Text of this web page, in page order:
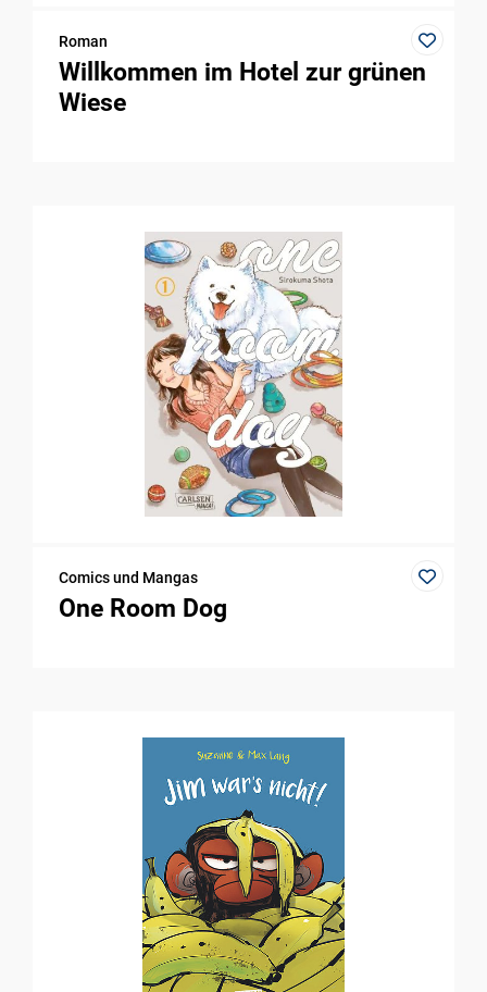
Roman
Willkommen im Hotel zur grünen
Wiese
Comics und Mangas
One Room Dog